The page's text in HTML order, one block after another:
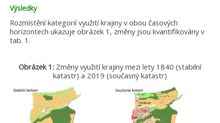
Výsledky
Rozmístění kategorií využití krajiny v obou časových
horizontech ukazuje obrázek 1, změny jsou kvantifikovány v
tab. 1.
Obrázek 1: Změny využití krajiny mezi lety 1840 (stabilní
katastr) a 2019 (současný katastr)